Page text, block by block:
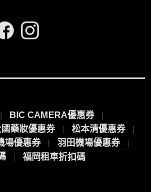
BIC CAMERA優惠券
國藥妝優惠券
松本清優惠券
場優惠券
羽田機場優惠券
福岡租車折扣碼